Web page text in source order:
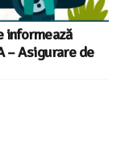
informează
– Asigurare de